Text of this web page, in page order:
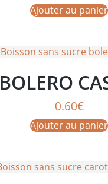
Ajouter au panier
BOLERO
0.60€
Ajouter au panier